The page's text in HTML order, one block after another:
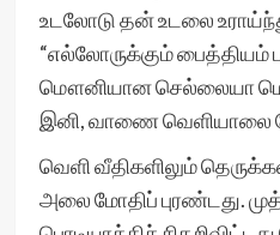
உடலோடு தன் உடலை
“எல்லோருக்கும் பைத்தியம்
மௌனியான செல்லையா
இனி, வாணை வெளியாலை
வெளி வீதிகளிலும்
அலை மோதிப் புரண்டது.